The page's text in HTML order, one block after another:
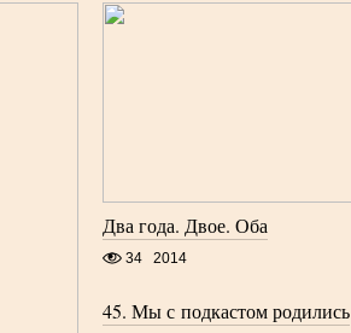
Два года. Двое. Оба
34 2014
45. Мы с подкастом родились